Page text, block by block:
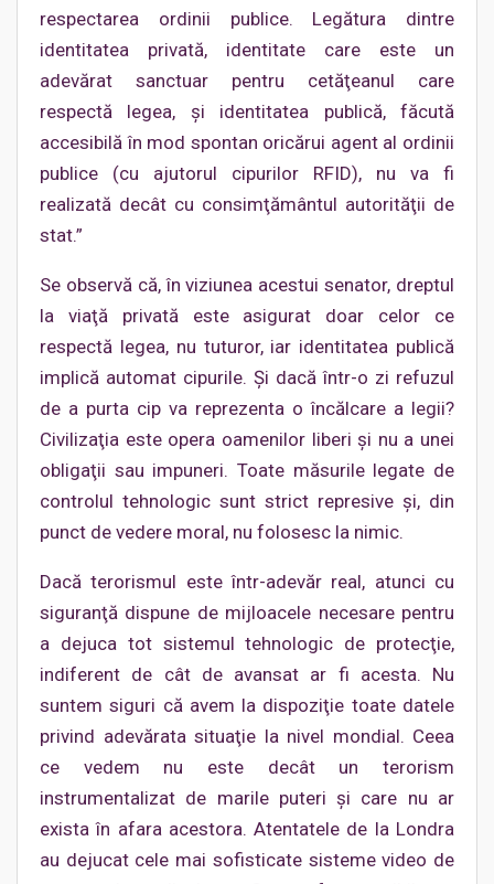
respectarea ordinii publice. Legătura dintre
identitatea privată, identitate care este un
adevărat sanctuar pentru cetăţeanul care
respectă legea, şi identitatea publică, făcută
accesibilă în mod spontan oricărui agent al ordinii
publice (cu ajutorul cipurilor RFID), nu va fi
realizată decât cu consimţământul autorităţii de
stat.”
Se observă că, în viziunea acestui senator, dreptul
la viaţă privată este asigurat doar celor ce
respectă legea, nu tuturor, iar identitatea publică
implică automat cipurile. Şi dacă într-o zi refuzul
de a purta cip va reprezenta o încălcare a legii?
Civilizaţia este opera oamenilor liberi şi nu a unei
obligaţii sau impuneri. Toate măsurile legate de
controlul tehnologic sunt strict represive şi, din
punct de vedere moral, nu folosesc la nimic.
Dacă terorismul este într-adevăr real, atunci cu
siguranţă dispune de mijloacele necesare pentru
a dejuca tot sistemul tehnologic de protecţie,
indiferent de cât de avansat ar fi acesta. Nu
suntem siguri că avem la dispoziţie toate datele
privind adevărata situaţie la nivel mondial. Ceea
ce vedem nu este decât un terorism
instrumentalizat de marile puteri şi care nu ar
exista în afara acestora. Atentatele de la Londra
au dejucat cele mai sofisticate sisteme video de